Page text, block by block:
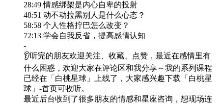
28:49 情感绑架是内心自卑的投射
48:51 动不动拉黑别人是什么心态？
58:58 个人性格拧巴怎么改变？
72:13 学会自我反省，提高感情认知
-
👂听完的朋友欢迎关注、收藏、点赞，最近在感情里有
什么困惑，欢迎大家在评论区和我分享～我的系列课程
已经在「白桃星球」上线了，大家感兴趣下载「白桃星
球」-首页可收听。
最近后台收到了很多朋友的情感和星座咨询，想现场连